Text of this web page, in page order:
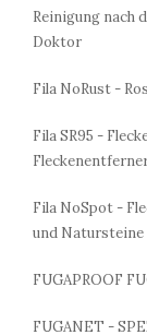
Reinigung nach
Doktor
Fila NoRust -
Fila SR95 -
Fila NoSpot -
und
FUGAPROOF
FUGANET -